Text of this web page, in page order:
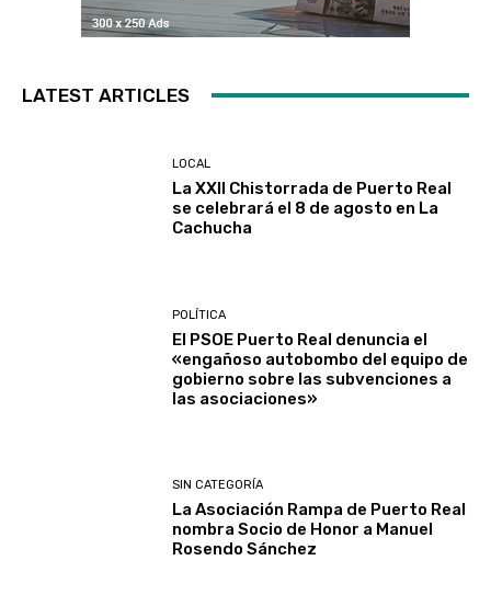
LATEST ARTICLES
LOCAL
La XXII Chistorrada de Puerto Real
se celebrará el 8 de agosto en La
Cachucha
POLÍTICA
El PSOE Puerto Real denuncia el
«engañoso autobombo del equipo de
gobierno sobre las subvenciones a
las asociaciones»
SIN CATEGORÍA
La Asociación Rampa de Puerto Real
nombra Socio de Honor a Manuel
Rosendo Sánchez